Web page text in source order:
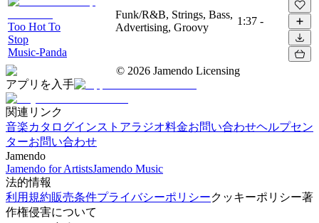
Too Hot To
Stop
Music-Panda
Funk/R&B, Strings, Bass,
Advertising, Groovy
1:37 -
© 2026 Jamendo Licensing
アプリを入手
関連リンク
音楽カタログインストアラジオ料金お問い合わせヘルプセン
ターお問い合わせ
Jamendo
Jamendo for ArtistsJamendo Music
法的情報
利用規約販売条件プライバシーポリシークッキーポリシー著
作権侵害について